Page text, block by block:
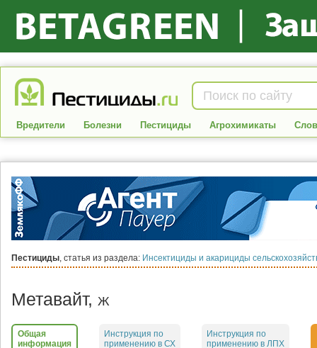
Вредители Болезни Пестициды Агрохимикаты
Пестициды, статья из раздела: Инсектициды и акарициды
Метавайт, Ж
Общая
информация
Инструкция по
применению в СХ
Инструкция по
применению в ЛПХ